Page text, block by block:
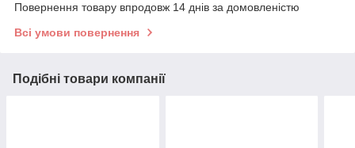
Повернення товару впродовж 14 днів за домовленістю
Всі умови повернення
Подібні товари компанії